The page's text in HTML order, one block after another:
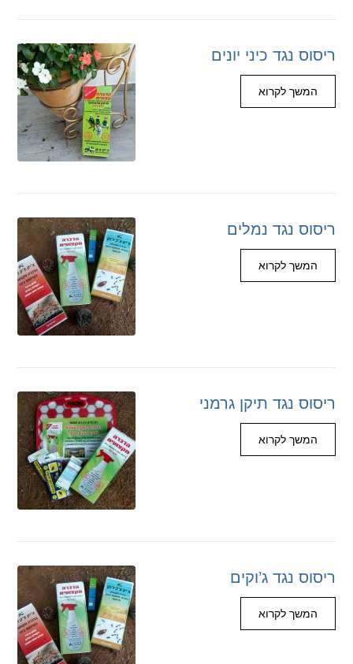
ריסוס נגד כיני יונים
המשך לקרוא
ריסוס נגד נמלים
המשך לקרוא
ריסוס נגד תיקן גרמני
המשך לקרוא
ריסוס נגד ג’וקים
המשך לקרוא